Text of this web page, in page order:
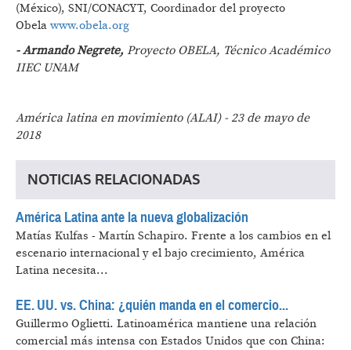
(México), SNI/CONACYT, Coordinador del proyecto
Obela www.obela.org
- Armando Negrete, Proyecto OBELA, Técnico Académico
IIEC UNAM
América latina en movimiento (ALAI) - 23 de mayo de
2018
NOTICIAS RELACIONADAS
América Latina ante la nueva globalización
Matías Kulfas - Martín Schapiro. Frente a los cambios en el
escenario internacional y el bajo crecimiento, América
Latina necesita...
EE. UU. vs. China: ¿quién manda en el comercio...
Guillermo Oglietti. Latinoamérica mantiene una relación
comercial más intensa con Estados Unidos que con China: